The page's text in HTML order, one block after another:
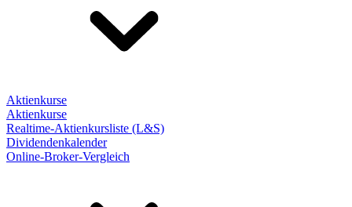
Aktienkurse
Aktienkurse
Realtime-Aktienkursliste (L&S)
Dividendenkalender
Online-Broker-Vergleich